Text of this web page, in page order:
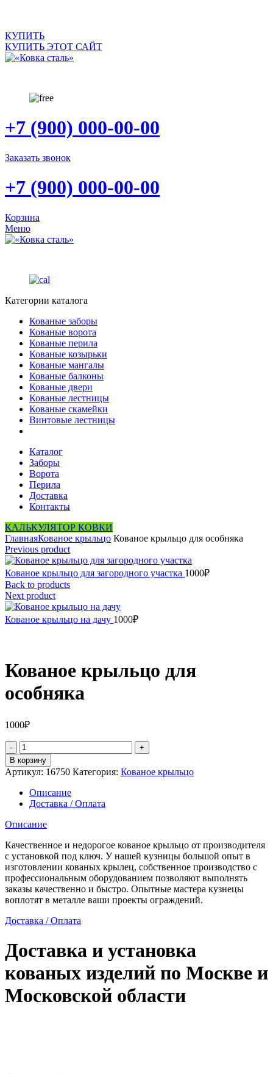
КУПИТЬ
КУПИТЬ ЭТОТ САЙТ
+7 (900) 000-00-00
Заказать звонок
+7 (900) 000-00-00
Корзина
Меню
Категории каталога
Кованые заборы
Кованые ворота
Кованые перила
Кованые козырьки
Кованые мангалы
Кованые балконы
Кованые двери
Кованые лестницы
Кованые скамейки
Винтовые лестницы
Каталог
Заборы
Ворота
Перила
Доставка
Контакты
КАЛЬКУЛЯТОР КОВКИ
ГлавнаяКованое крыльцо Кованое крыльцо для особняка
Previous product
Кованое крыльцо для загородного участка 1000₽
Back to products
Next product
Кованое крыльцо на дачу 1000₽
Кованое крыльцо для
особняка
1000₽
Количество
товара
Кованое
крыльцо
для
особняка
В корзину
Артикул: 16750 Категория: Кованое крыльцо
Описание
Доставка / Оплата
Описание
Качественное и недорогое кованое крыльцо от производителя
с установкой под ключ. У нашей кузницы большой опыт в
изготовлении кованых крылец, собственное производство с
профессиональным оборудованием позволяют выполнять
заказы качественно и быстро. Опытные мастера кузнецы
воплотят в металле ваши проекты ограждений.
Доставка / Оплата
Доставка и установка
кованых изделий по Москве и
Московской области